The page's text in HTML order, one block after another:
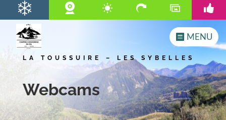
MENU
LA TOUSSUIRE – LES SYBELLES
Webcams